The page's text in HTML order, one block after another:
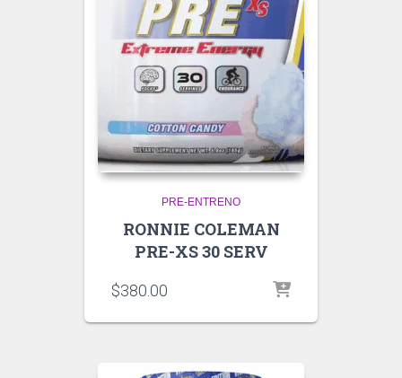
PRE-ENTRENO
RONNIE COLEMAN
PRE-XS 30 SERV
$380.00